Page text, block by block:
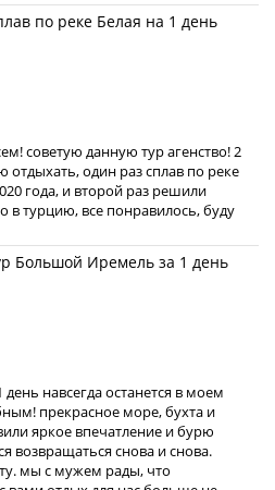
советую данную тур агенство! 2
один раз сплав по реке
года, и второй раз решили
в турцию, все понравилось, буду
навсегда останется в моем
прекрасное море, бухта и
яркое впечатление и бурю
возвращаться снова и снова.
мы с мужем рады, что